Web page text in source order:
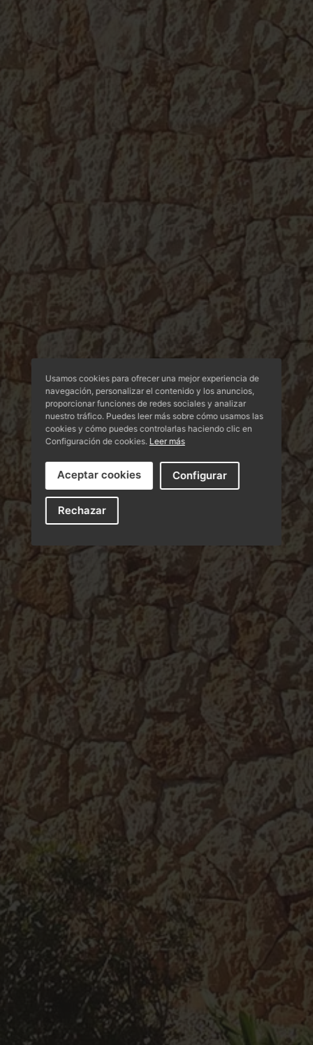
Usamos cookies para ofrecer una mejor experiencia de
navegación, personalizar el contenido y los anuncios,
proporcionar funciones de redes sociales y analizar
nuestro tráfico. Puedes leer más sobre cómo usamos las
cookies y cómo puedes controlarlas haciendo clic en
Configuración de cookies. Leer más
Aceptar cookies Configurar
Rechazar
Política de privacidad